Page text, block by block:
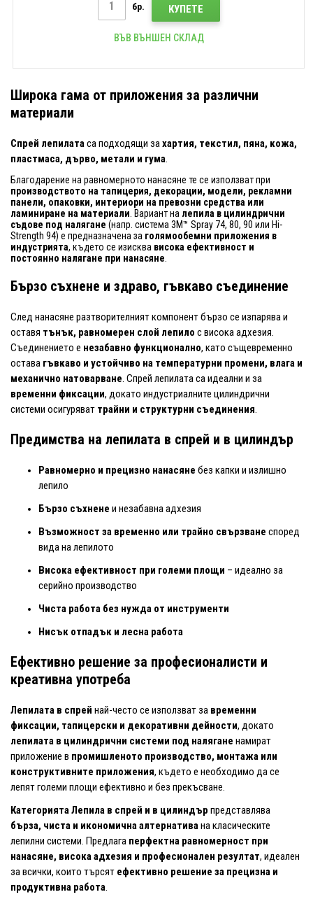
бр. КУПЕТЕ
ВЪВ ВЪНШЕН СКЛАД
Широка гама от приложения за различни
материали
Спрей лепилатаса подходящи захартия, текстил, пяна, кожа,
пластмаса, дърво, метали и гума.
Благодарение на равномерното нанасяне те се използват при
производството на тапицерия, декорации, модели, рекламни
панели, опаковки, интериори на превозни средства или
ламиниране на материали . Вариант на лепила в цилиндрични
съдове под налягане (напр. система 3M™ Spray 74, 80, 90 или Hi-
Strength 94) е предназначена за голямообемни приложения в
индустрията, където се изисква висока ефективност и
постоянно налягане при нанасяне
Бързо съхнене и здраво, гъвкаво съединение
След нанасяне разтворителният компонент бързо се изпарява и
оставя тънък, равномерен слой лепило с висока адхезия.
Съединението е незабавно функционално, като същевременно
остава гъвкаво и устойчиво на температурни промени, влага и
механично натоварване. Спрей лепилата са идеални и за
временни фиксации, докато индустриалните цилиндрични
системи осигуряват трайни и структурни съединения.
Предимства на лепилата в спрей и в цилиндър
Равномерно и прецизно нанасяне без капки и излишно
лепило
Бързо съхнене и незабавна адхезия
Възможност за временно или трайно свързване според
вида на лепилото
Висока ефективност при големи площи – идеално за
серийно производство
Чиста работа без нужда от инструменти
Нисък отпадък и лесна работа
Ефективно решение за професионалисти и
креативна употреба
Лепилата в спрей най-често се използват за временни
фиксации, тапицерски и декоративни дейности, докато
лепилата в цилиндрични системи под налягане намират
приложение в промишленото производство, монтажа или
конструктивните приложения, където е необходимо да се
лепят големи площи ефективно и без прекъсване.
Категорията Лепила в спрей и в цилиндър представлява
бърза, чиста и икономична алтернативана класическите
лепилни системи. Предлага перфектна равномерност при
нанасяне, висока адхезия и професионален резултат, идеален
за всички, които търсят ефективно решение за прецизна и
продуктивна работа.